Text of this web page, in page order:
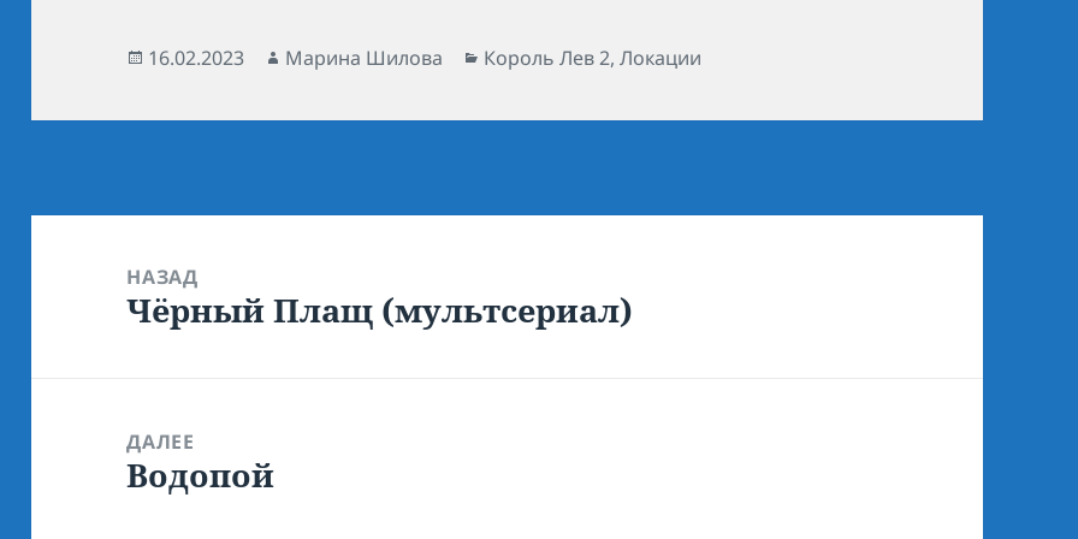
Опубликовано
16.02.2023 Автор
Марина Шилова Рубрики
Король Лев 2,Локации
записям
НАЗАД
Предыдущая
Чёрный Плащ (мультсериал)
ДАЛЕЕ
Следующая
Водопой